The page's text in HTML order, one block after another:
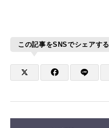
この記事をSNSでシェアする